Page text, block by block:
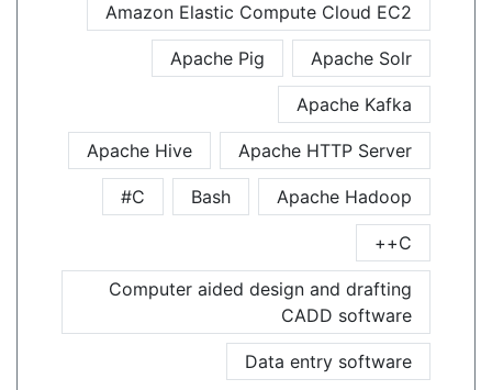
Amazon Elastic Compute Cloud EC2
Apache Solr
Apache Pig
Apache Kafka
Apache HTTP Server
Apache Hive
Apache Hadoop
Bash
C#
C++
Computer aided design and drafting
CADD software
Data entry software